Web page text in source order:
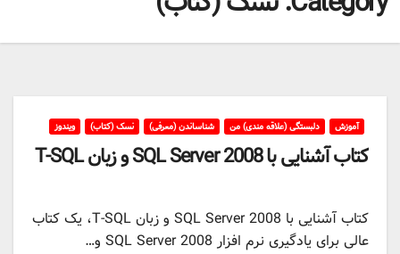
آموزش دلبستگی (علاقه مندی) من شناساندن (معرفی) نسک (کتاب) ویندوز
کتاب آشنایی با SQL Server 2008 و زبان T-SQL
کتاب آشنایی با SQL Server 2008 و زبان T-SQL، یک کتاب
عالی برای یادگیری نرم افزار SQL Server 2008 و…